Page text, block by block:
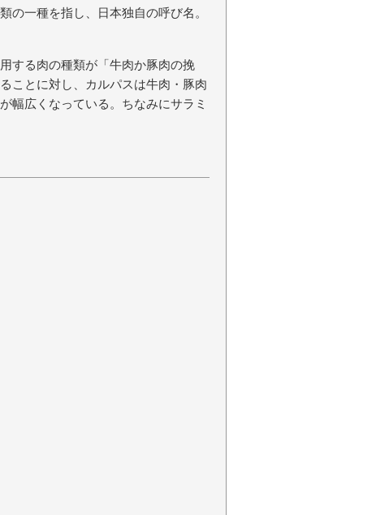
の一種を指し、日本独自の呼び名。
する肉の種類が「牛肉か豚肉の挽
ことに対し、カルパスは牛肉・豚肉
幅広くなっている。ちなみにサラミ